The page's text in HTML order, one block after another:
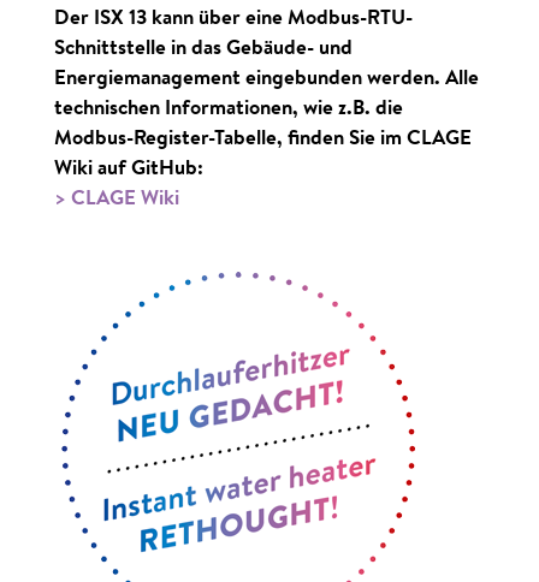
Der ISX 13 kann über eine Modbus-RTU-
Schnittstelle in das Gebäude- und
Energiemanagement eingebunden werden. Alle
technischen Informationen, wie z.B. die
Modbus-Register-Tabelle, finden Sie im CLAGE
Wiki auf GitHub:
> CLAGE Wiki